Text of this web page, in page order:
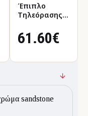
Έπιπλο
Τηλεόρασης
Χρώμα
Sandstone
61.60€
sandstone